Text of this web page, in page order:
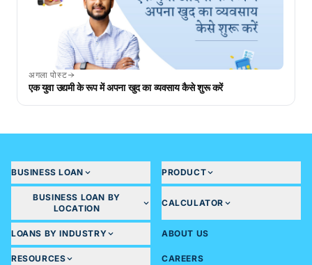
अगला पोस्ट
एक युवा उद्यमी के रूप में अपना खुद का व्यवसाय कैसे शुरू करें
BUSINESS LOAN PRODUCT
BUSINESS LOAN BY
LOCATION
CALCULATOR
LOANS BY INDUSTRY ABOUT US
RESOURCES CAREERS